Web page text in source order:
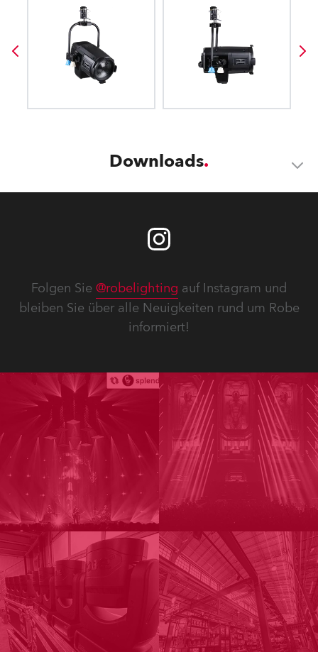
Downloads
Folgen Sie @robelighting auf Instagram und
bleiben Sie über alle Neuigkeiten rund um Robe
informiert!